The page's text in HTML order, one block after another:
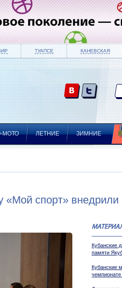
ТУАПСЕ КАНЕВСКАЯ
МОТО ЛЕТНИЕ ЗИМНИЕ
спорт» внедрили
Кубанские
памяти
Кубанские